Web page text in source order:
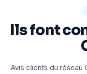
Ils font
Avis clients du